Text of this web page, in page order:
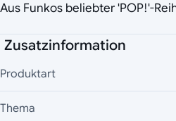
Aus Funkos beliebter 'POP!'-
Zusatzinformation
Produktart
Thema